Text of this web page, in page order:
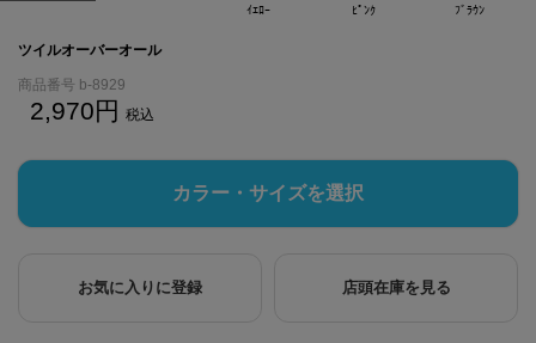
ｲｴﾛｰ ﾋﾟﾝｸ ﾌﾞﾗｳﾝ
ツイルオーバーオール
商品番号 b-8929
2,970 税込
カラー・サイズを選択
お気に入りに登録 店頭在庫を見る